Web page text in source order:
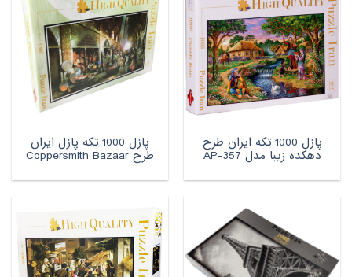
پازل 1000 تکه ایران طرح
دهکده زیبا مدل AP-357
پازل 1000 تکه پازل ایران
طرح Coppersmith Bazaar